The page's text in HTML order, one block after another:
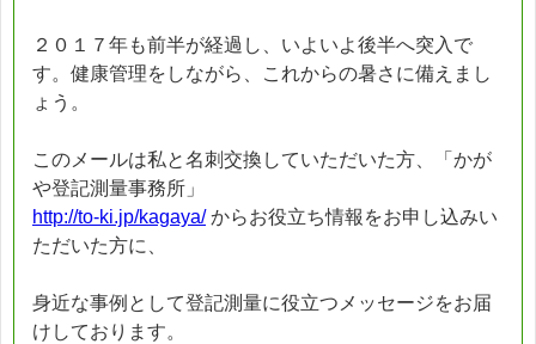
２０１７年も前半が経過し、いよいよ後半へ突入で
す。健康管理をしながら、これからの暑さに備えまし
ょう。
このメールは私と名刺交換していただいた方、「かが
や登記測量事務所」
http://to-ki.jp/kagaya/からお役立ち情報をお申し込みい
ただいた方に、
身近な事例として登記測量に役立つメッセージをお届
けしております。